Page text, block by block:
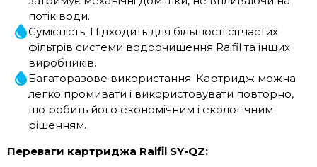
потік води.
Сумісність: Підходить для більшості сітчастих
фільтрів системи водоочищення Raifil та інших
виробників.
Багаторазове використання: Картридж можна
легко промивати і використовувати повторно,
що робить його економічним і екологічним
рішенням.
Переваги картриджа Raifil SY-QZ: